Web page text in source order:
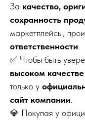
За качество,
сохранность
маркетплейсы,
ответственности
✅ Чтобы быть
высоком качестве
только у
сайт компании
💎 Покупая у